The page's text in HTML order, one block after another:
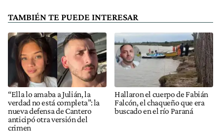
TAMBIÉN TE PUEDE INTERESAR
“Ella lo amaba a Julián, la
verdad no está completa”: la
nueva defensa de Cantero
anticipó otra versión del
crimen
Hallaron el cuerpo de Fabián
Falcón, el chaqueño que era
buscado en el río Paraná